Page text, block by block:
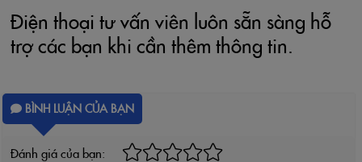
Điện thoại tư vấn viên luôn sẵn sàng hỗ
trợ các bạn khi cần thêm thông tin.
BÌNH LUẬN CỦA BẠN
Đánh giá của bạn: